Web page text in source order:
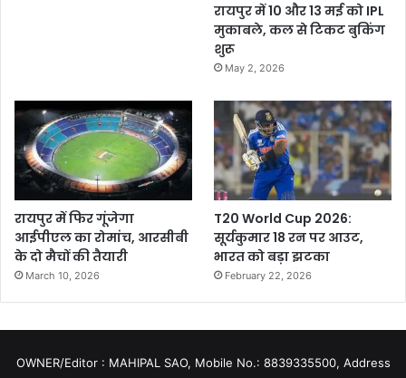
रायपुर में 10 और 13 मई को IPL
मुकाबले, कल से टिकट बुकिंग
शुरू
May 2, 2026
रायपुर में फिर गूंजेगा
आईपीएल का रोमांच, आरसीबी
के दो मैचों की तैयारी
March 10, 2026
T20 World Cup 2026:
सूर्यकुमार 18 रन पर आउट,
भारत को बड़ा झटका
February 22, 2026
OWNER/Editor : MAHIPAL SAO, Mobile No.: 8839335500, Address